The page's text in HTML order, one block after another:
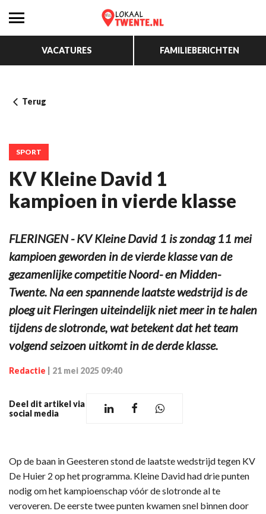
VACATURES FAMILIEBERICHTEN
Terug
SPORT
KV Kleine David 1
kampioen in vierde klasse
FLERINGEN - KV Kleine David 1 is zondag 11 mei
kampioen geworden in de vierde klasse van de
gezamenlijke competitie Noord- en Midden-
Twente. Na een spannende laatste wedstrijd is de
ploeg uit Fleringen uiteindelijk niet meer in te halen
tijdens de slotronde, wat betekent dat het team
volgend seizoen uitkomt in de derde klasse.
Redactie 21 mei 2025 09:40
Deel dit artikel via
social media
Op de baan in Geesteren stond de laatste wedstrijd tegen KV
De Huier 2 op het programma. Kleine David had drie punten
nodig om het kampioenschap vóór de slotronde al te
veroveren. De eerste twee punten kwamen snel binnen door